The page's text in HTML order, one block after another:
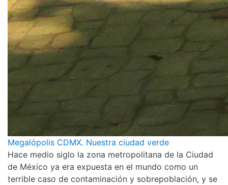
Megalópolis CDMX. Nuestra ciudad verde
Hace medio siglo la zona metropolitana de la Ciudad
de México ya era expuesta en el mundo como un
terrible caso de contaminación y sobrepoblación, y se